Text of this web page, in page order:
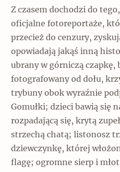
Z czasem dochodzi do
oficjalne fotoreportaże,
przecież do cenzury,
opowiadają jakąś inną
ubrany w górniczą czapkę,
fotografowany od dołu,
trybuny obok wyraźnie
Gomułki; dzieci bawią się
rozpadającą się, krytą
strzechą chatą; listonosz
dziewczynkę, której
flagę; ogromne sierp i